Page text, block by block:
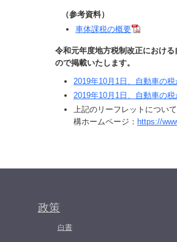
（参考資料）
車体課税の概要
令和元年度地方税制改正におけ
ので掲載いたします。
2019年10月1日、自動車の
2019年10月1日、自動車の
上記のリーフレットについ
構ホームページ： https://
政策
白書